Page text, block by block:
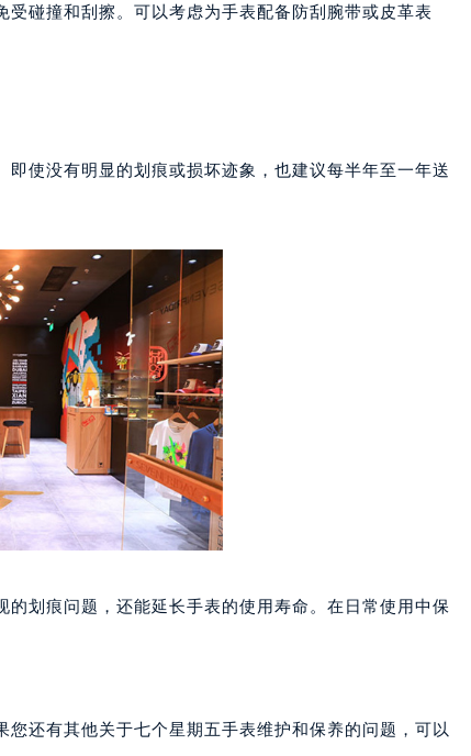
9层907室（需提前预约）
室（需提前预约）
提前预约）
7楼709室（需提前预约）
提前预约）
（需提前预约）
)18层09室（需提前预约）
14楼14D（需提前预约）
层06室（需提前预约）
层07室（需提前预约）
座6楼10室（需提前预约）
室（需提前预约）
层1002室（需提前预约）
象城写字楼（鄂尔多斯大厦）23层2326室（需提前预约）
楼21层2102室（需提前预约）
中心（需提前预约）
碰撞和刮擦。可以考虑为手表配备防刮腕带或皮革表
使没有明显的划痕或损坏迹象，也建议每半年至一年送
划痕问题，还能延长手表的使用寿命。在日常使用中保
您还有其他关于七个星期五手表维护和保养的问题，可以